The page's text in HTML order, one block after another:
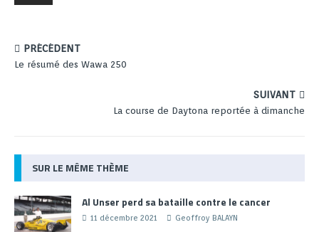
PRÉCÉDENT
Le résumé des Wawa 250
SUIVANT
La course de Daytona reportée à dimanche
SUR LE MÊME THÈME
Al Unser perd sa bataille contre le cancer
11 décembre 2021 Geoffroy BALAYN